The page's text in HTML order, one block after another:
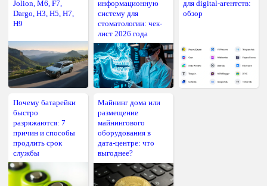
Jolion, M6, F7,
Dargo, H3, H5, H7,
H9
информационную
систему для
стоматологии: чек-
лист 2026 года
для digital-агентств:
обзор
Почему батарейки
быстро
разряжаются: 7
причин и способы
продлить срок
службы
Майнинг дома или
размещение
майнингового
оборудования в
дата-центре: что
выгоднее?